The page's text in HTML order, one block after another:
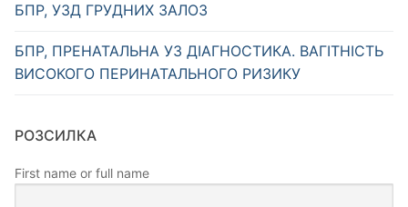
БПР, УЗД ГРУДНИХ ЗАЛОЗ
БПР, ПРЕНАТАЛЬНА УЗ ДІАГНОСТИКА. ВАГІТНІСТЬ
ВИСОКОГО ПЕРИНАТАЛЬНОГО РИЗИКУ
РОЗСИЛКА
First name or full name